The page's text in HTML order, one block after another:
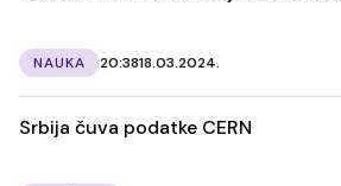
NAUKA 20:3818.03.2024.
Srbija čuva podatke CERN